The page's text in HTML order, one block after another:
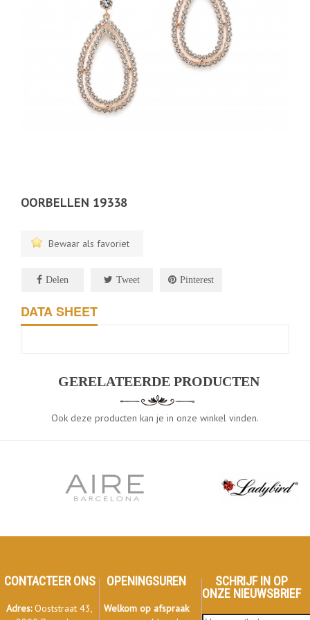
OORBELLEN 19338
Bewaar als favoriet
Delen Tweet Pinterest
DATA SHEET
GERELATEERDE PRODUCTEN
Ook deze producten kan je in onze winkel vinden.
CONTACTEER ONS
Adres:Ooststraat 43,
OPENINGSUREN
Welkom op afspraak
SCHRIJF IN OP
ONZE NIEUWSBRIEF